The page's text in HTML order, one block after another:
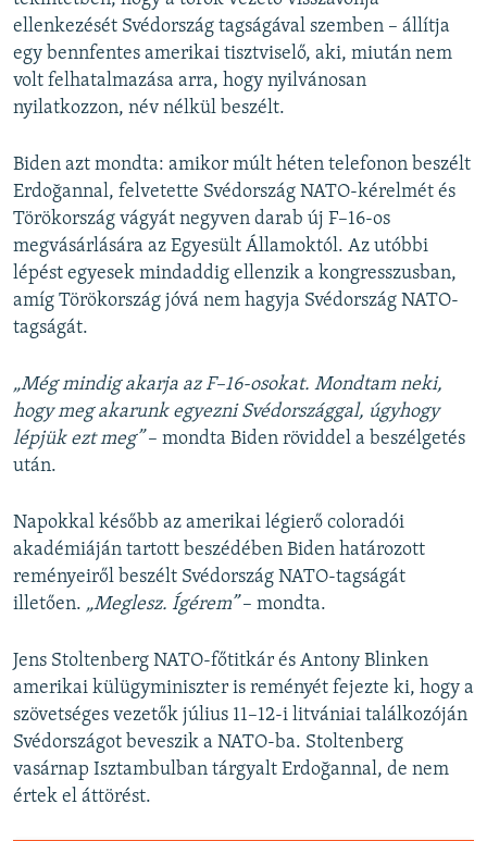
ellenkezését Svédország tagságával szemben – állítja
egy bennfentes amerikai tisztviselő, aki, miután nem
volt felhatalmazása arra, hogy nyilvánosan
nyilatkozzon, név nélkül beszélt.
Biden azt mondta: amikor múlt héten telefonon beszélt
Erdoğannal, felvetette Svédország NATO-kérelmét és
Törökország vágyát negyven darab új F–16-os
megvásárlására az Egyesült Államoktól. Az utóbbi
lépést egyesek mindaddig ellenzik a kongresszusban,
amíg Törökország jóvá nem hagyja Svédország NATO-
tagságát.
„Még mindig akarja az F–16-osokat. Mondtam neki,
hogy meg akarunk egyezni Svédországgal, úgyhogy
lépjük ezt meg”– mondta Biden röviddel a beszélgetés
után.
Napokkal később az amerikai légierő coloradói
akadémiáján tartott beszédében Biden határozott
reményeiről beszélt Svédország NATO-tagságát
illetően. „Meglesz. Ígérem”– mondta.
Jens Stoltenberg NATO-főtitkár és Antony Blinken
amerikai külügyminiszter is reményét fejezte ki, hogy a
szövetséges vezetők július 11–12-i litvániai találkozóján
Svédországot beveszik a NATO-ba. Stoltenberg
vasárnap Isztambulban tárgyalt Erdoğannal, de nem
értek el áttörést.